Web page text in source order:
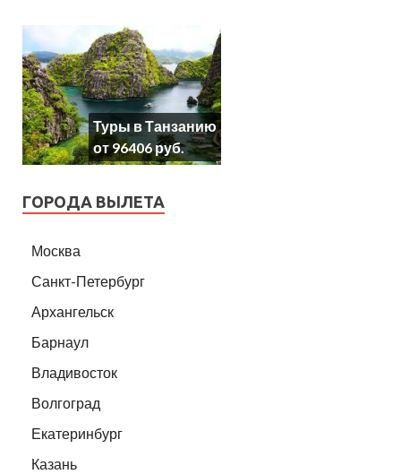
Туры в Танзанию
от 96406 руб.
ГОРОДА ВЫЛЕТА
Москва
Санкт-Петербург
Архангельск
Барнаул
Владивосток
Волгоград
Екатеринбург
Казань